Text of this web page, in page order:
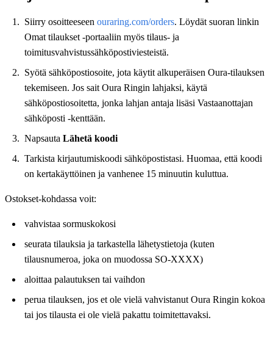
Siirry osoitteeseen ouraring.com/orders. Löydät suoran linkin
Omat tilaukset ‑portaaliin myös tilaus- ja
toimitusvahvistussähköpostiviesteistä.
Syötä sähköpostiosoite, jota käytit alkuperäisen Oura-tilauksen
tekemiseen. Jos sait Oura Ringin lahjaksi, käytä
sähköpostiosoitetta, jonka lahjan antaja lisäsi Vastaanottajan
sähköposti ‑kenttään.
Napsauta Lähetä koodi
Tarkista kirjautumiskoodi sähköpostistasi. Huomaa, että koodi
on kertakäyttöinen ja vanhenee 15 minuutin kuluttua.
Ostokset-kohdassa voit:
vahvistaa sormusko­kosi
seurata tilauksia ja tarkastella lähetystietoja (kuten
tilausnumeroa, joka on muodossa SO-XXXX)
aloittaa palautuksen tai vaihdon
perua tilauksen, jos et ole vielä vahvistanut Oura Ringin kokoa
tai jos tilausta ei ole vielä pakattu toimitettavaksi.